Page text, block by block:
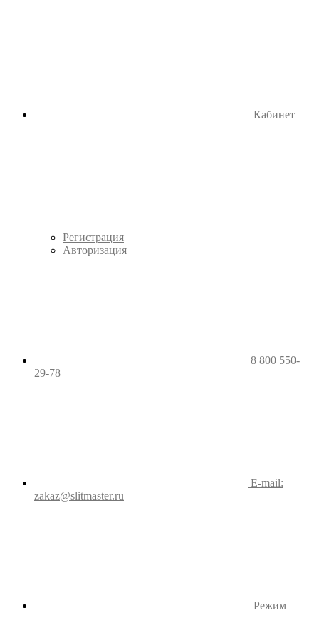
Кабинет
Регистрация
Авторизация
8 800 550-
29-78
E-mail:
zakaz@slitmaster.ru
Режим